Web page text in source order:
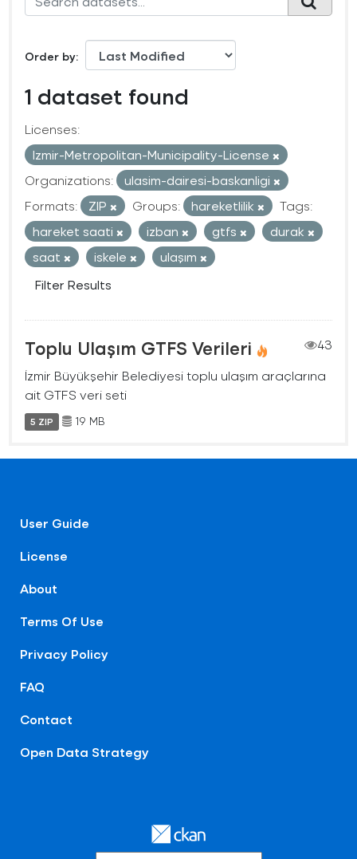
Order by
1 dataset found
Licenses:
Izmir-Metropolitan-Municipality-License
Organizations:
ulasim-dairesi-baskanligi
Formats:
ZIP Groups: hareketlilik
Tags:
hareket saati
izban gtfs
durak
saat
iskele
ulaşım
Filter Results
Toplu Ulaşım GTFS Verileri
43
İzmir Büyükşehir Belediyesi toplu ulaşım araçlarına
ait GTFS veri seti
5 ZIP 19 MB
User Guide
License
About
Terms Of Use
Privacy Policy
FAQ
Contact
Open Data Strategy